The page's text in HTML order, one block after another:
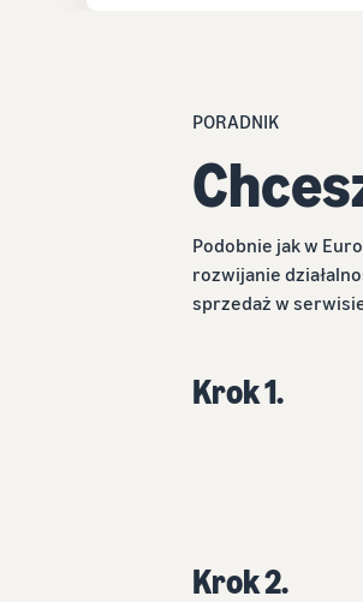
PORADNIK
Podobnie jak w
rozwijanie
sprzedaż w
Krok 1.
Krok 2.